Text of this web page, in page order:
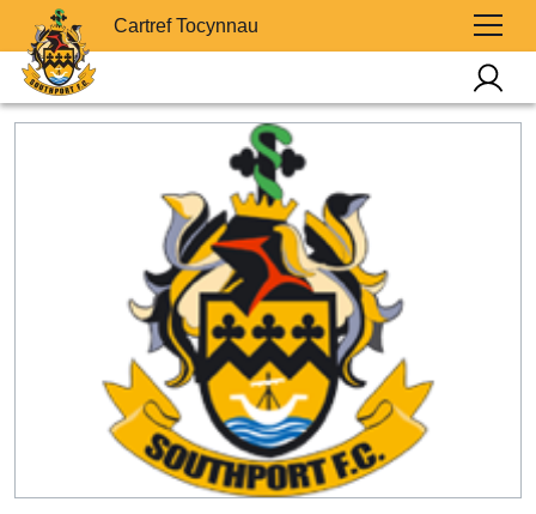
Cartref Tocynnau